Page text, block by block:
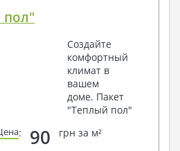
пол"
Создайте
комфортный
климат в
вашем
доме. Пакет
"Теплый пол"
: 90 грн за м²